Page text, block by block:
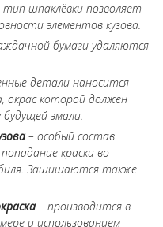
тип шпаклёвки позволяет
элементов кузова.
бумаги удаляются
детали наносится
окрас которой должен
эмали.
– особый состав
краски во
Защищаются также
– производится в
и использованием